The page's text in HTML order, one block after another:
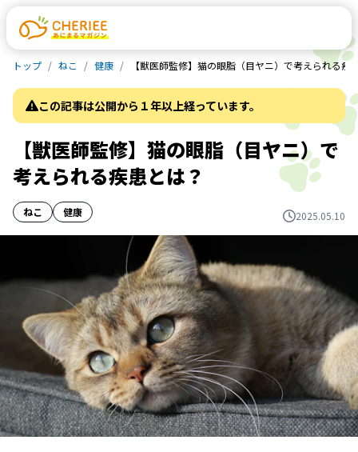
トップ ねこ 健康 【獣医師監修】猫の眼脂（目ヤニ）で考えられる疾
この記事は公開から１年以上経っています。
【獣医師監修】猫の眼脂（目ヤニ）で
考えられる疾患とは？
ねこ 健康 2025.05.10